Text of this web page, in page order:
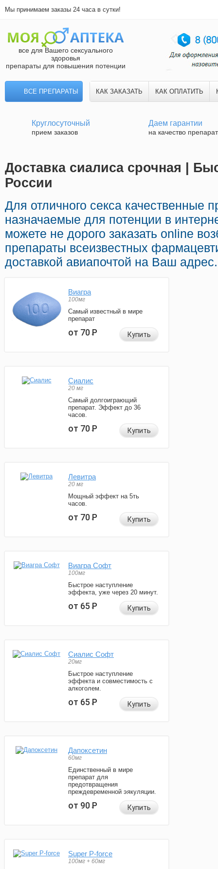
Мы принимаем заказы 24 часа в сутки!
все для Вашего сексуального
здоровья
препараты для повышения потенции
ВСЕ ПРЕПАРАТЫ КАК ЗАКАЗАТЬ КАК ОПЛАТИТЬ
Круглосуточный
прием заказов
Даем гарантии
на качество
Доставка сиалиса срочная |
России
Для отличного секса качественные
назначаемые для потенции в
можете не дорого заказать online
препараты всеизвестных
доставкой авиапочтой на Ваш адрес.
Виагра
100мг
Самый известный в мире
препарат
от 70Р Купить
Сиалис
20 мг
Самый долгоиграющий
препарат. Эффект до 36
часов.
от 70Р Купить
Левитра
20 мг
Мощный эффект на 5ть
часов.
от 70Р Купить
Виагра Софт
100мг
Быстрое наступление
эффекта, уже через 20 минут.
от 65Р Купить
Сиалис Софт
20мг
Быстрое наступление
эффекта и совместимость с
алкоголем.
от 65Р Купить
Дапоксетин
60мг
Единственный в мире
препарат для
предотвращения
преждевременной эякуляции.
от 90Р Купить
Super P-force
100мг + 60мг